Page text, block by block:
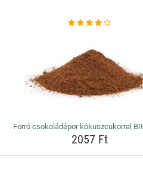
Forró csokoládépor kókuszcukorral
2057 Ft